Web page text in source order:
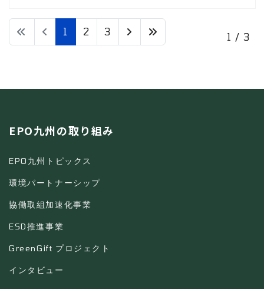
1 / 3
1 2 3
EPO九州の取り組み
EPO九州トピックス
環境パートナーシップ
協働取組加速化事業
ESD推進事業
GreenGift プロジェクト
インタビュー